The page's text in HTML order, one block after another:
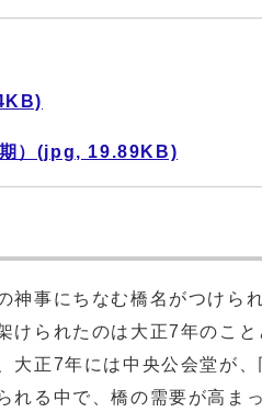
期）(jpg, 19.89KB)
事にちなむ橋名がつけら
けられたのは大正7年のこ
大正7年には中央公会堂が
れる中で、橋の需要が高ま